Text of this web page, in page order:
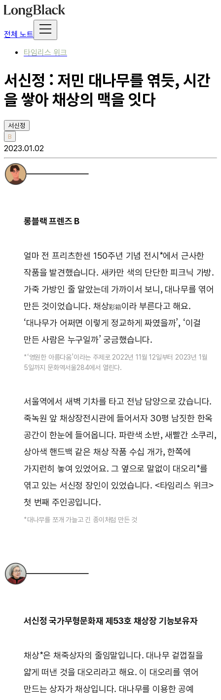
전체 노트
타임리스 위크
서신정 : 저민 대나무를 엮듯, 시간
을 쌓아 채상의 맥을 잇다
서신정
B
2023.01.02
롱블랙 프렌즈 B
얼마 전 프리츠한센 150주년 기념 전시*에서 근사한
작품을 발견했습니다. 새카만 색의 단단한 피크닉 가방.
가죽 가방인 줄 알았는데 가까이서 보니, 대나무를 엮어
만든 것이었습니다. 채상彩箱이라 부른다고 해요.
‘대나무가 어쩌면 이렇게 정교하게 짜였을까’, ‘이걸
만든 사람은 누구일까’ 궁금했습니다.
*‘영원한 아름다움’이라는 주제로 2022년 11월 12일부터 2023년 1월
5일까지 문화역서울284에서 열린다.
서울역에서 새벽 기차를 타고 전남 담양으로 갔습니다.
죽녹원 앞 채상장전시관에 들어서자 30평 남짓한 한옥
공간이 한눈에 들어옵니다. 파란색 소반, 새빨간 소쿠리,
상아색 핸드백 같은 채상 작품 수십 개가, 한쪽에
가지런히 놓여 있었어요. 그 옆으로 말없이 대오리*를
엮고 있는 서신정 장인이 있었습니다. <타임리스 위크>
첫 번째 주인공입니다.
*대나무를 쪼개 가늘고 긴 종이처럼 만든 것
서신정 국가무형문화재 제53호 채상장 기능보유자
채상*은 채죽상자의 줄임말입니다. 대나무 겉껍질을
얇게 떠낸 것을 대오리라고 해요. 이 대오리를 엮어
만드는 상자가 채상입니다. 대나무를 이용한 공예